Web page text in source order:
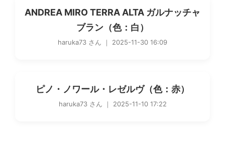
ANDREA MIRO TERRA ALTA ガルナッチャ
ブラン（色：白）
haruka73 さん ｜ 2025-11-30 16:09
ピノ・ノワール・レゼルヴ（色：赤）
haruka73 さん ｜ 2025-11-10 17:22